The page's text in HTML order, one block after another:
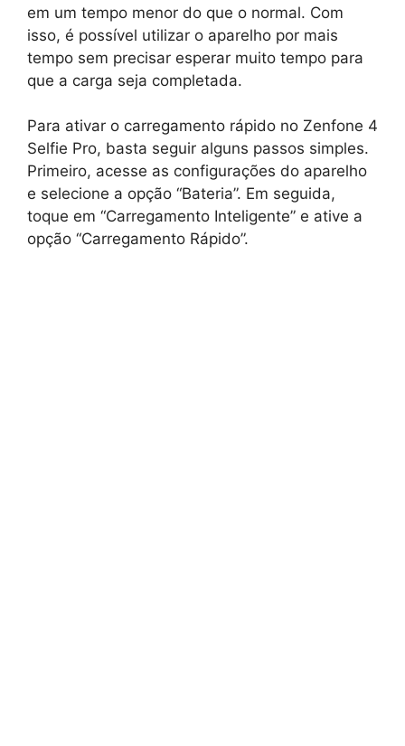
em um tempo menor do que o normal. Com
isso, é possível utilizar o aparelho por mais
tempo sem precisar esperar muito tempo para
que a carga seja completada.
Para ativar o carregamento rápido no Zenfone 4
Selfie Pro, basta seguir alguns passos simples.
Primeiro, acesse as configurações do aparelho
e selecione a opção “Bateria”. Em seguida,
toque em “Carregamento Inteligente” e ative a
opção “Carregamento Rápido”.